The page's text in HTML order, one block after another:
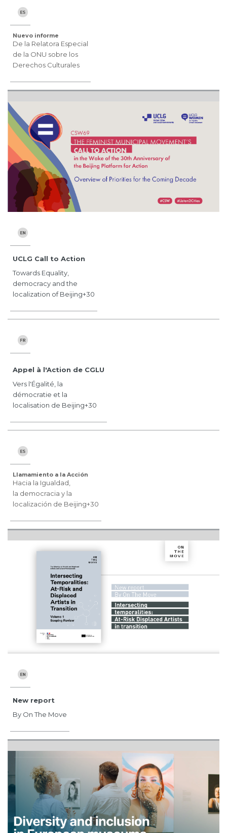
Nuevo informe
De la Relatora Especial
de la ONU sobre los
Derechos Culturales
UCLG Call to Action
Towards Equality,
democracy and the
localization of Beijing+30
Appel à l'Action de CGLU
Vers l'Égalité, la
démocratie et la
localisation de Beijing+30
Llamamiento a la Acción
Hacia la Igualdad,
la democracia y la
localización de Beijing+30
New report
By On The Move